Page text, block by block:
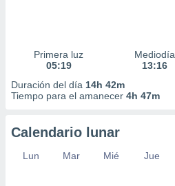
Primera luz
05:19
Mediodía
13:16
Duración del día 14h 42m
Tiempo para el amanecer 4h 47m
Calendario lunar
Lun Mar Mié Jue